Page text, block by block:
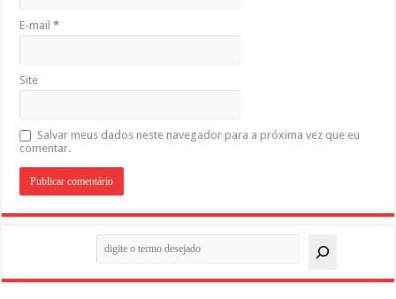
E-mail*
Site
Salvar meus dados neste navegador para a próxima vez que eu
comentar.